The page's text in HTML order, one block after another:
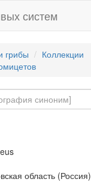
систем
грибы
Коллекции
область (Россия)